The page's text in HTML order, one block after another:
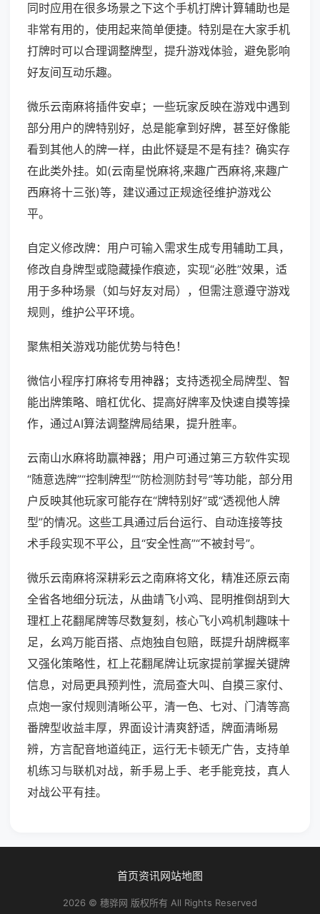
同时应用在很多场景之下这个手机打牌计算辅助也是
非常有用的，使用起来简单便捷。特别是在大家手机
打牌时可以合理调整牌型，提升游戏体验，避免影响
好友间互动乐趣。
微乐云南麻将插件安卓；一些玩家反映在游戏中遇到
部分用户的牌特别好，总是能拿到好牌，甚至好像能
看到其他人的牌一样，由此怀疑是不是有挂？确实存
在此类外挂。如(云南星悦麻将,来趣广西麻将,来趣广
西麻将十三张)等，建议通过正规途径维护游戏公
平。
自定义修改牌：用户可输入需求生成专用辅助工具，
修改自身牌型或隐藏操作痕迹，实现“必胜”效果，适
用于多种场景（如与好友对局），但需注意遵守游戏
规则，维护公平环境。
聚焦相关游戏功能优势与特色！
微信小程序打麻将专用神器；支持透视全局牌型、智
能出牌策略、暗杠优化、提高好牌率及快速自摸等操
作，通过AI算法调整牌局结果，提升胜率。
云南山水麻将助赢神器；用户可通过第三方软件实现
“随意选牌”“控制牌型”“防检测防封号”等功能，部分用
户反映其他玩家可能存在“牌特别好”或“透视他人牌
型”的情况。这些工具通过后台运行、自动连接等技
术手段实现不平公，且“安全性高”“不被封号”。
微乐云南麻将深耕彩云之南麻将文化，精准还原云南
全省各地细分玩法，从曲靖飞小鸡、昆明推倒胡到大
理杠上花翻尾牌等尽数复刻，核心飞小鸡机制趣味十
足，幺鸡万能百搭、点炮独自包赔，既提升胡牌概率
又强化策略性，杠上花翻尾牌让玩家提前掌握关键牌
信息，对局更具预判性，流局查大叫、自摸三家付、
点炮一家付规则清晰公平，清一色、七对、门清等高
番牌型收益丰厚，界面设计清爽舒适，牌面清晰易
辨，方言配音地道纯正，运行无卡顿无广告，支持单
机练习与联机对战，新手易上手、老手能竞技，真人
对战公平有挂。
首页资讯网站地图
2026 © 穗骅网 版权所有 All Rights Reserved